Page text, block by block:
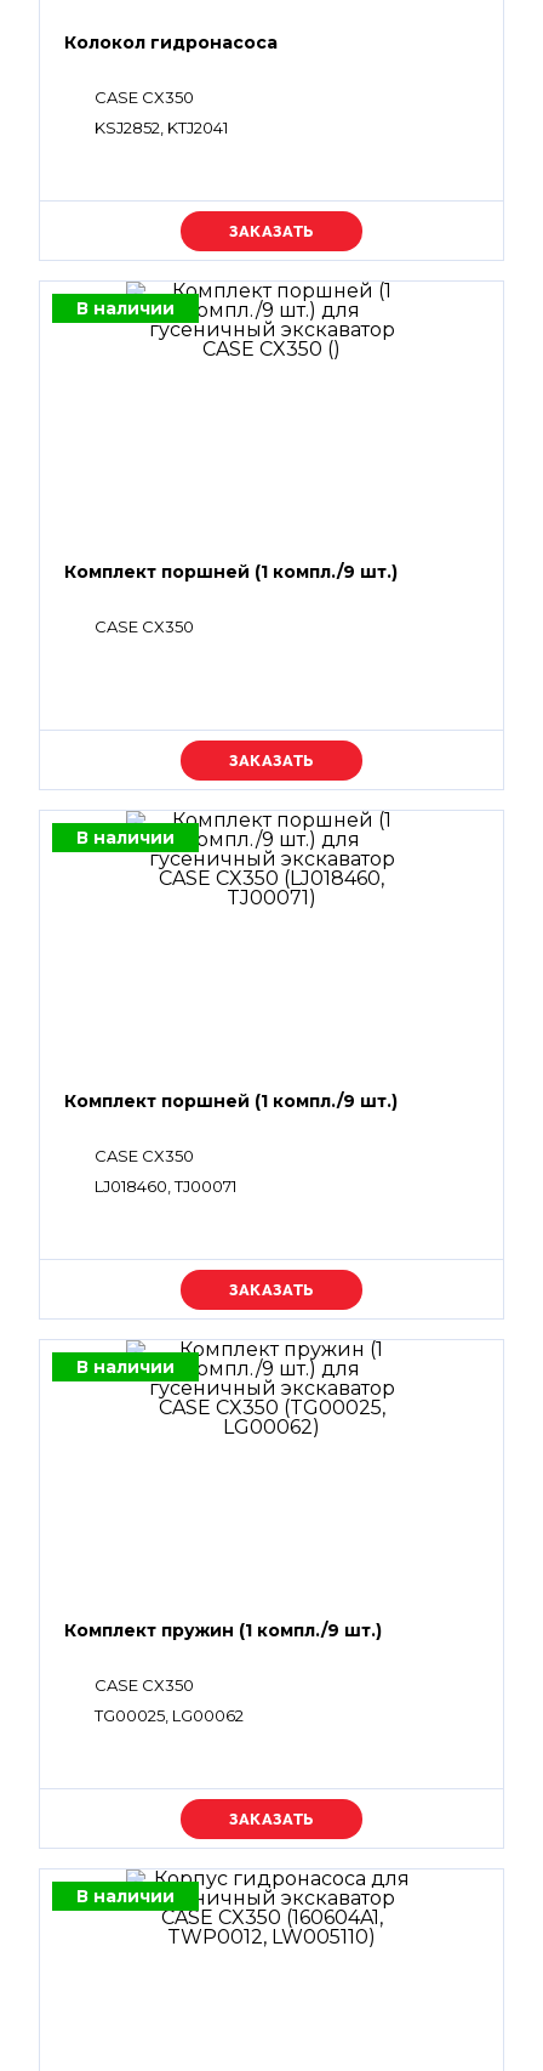
Колокол гидронасоса
CASE CX350
KSJ2852, KTJ2041
Уточняйте цену
В наличии
Комплект поршней (1 компл./9 шт.)
CASE CX350
Уточняйте цену
В наличии
Комплект поршней (1 компл./9 шт.)
CASE CX350
LJ018460, TJ00071
Уточняйте цену
В наличии
Комплект пружин (1 компл./9 шт.)
CASE CX350
TG00025, LG00062
Уточняйте цену
В наличии